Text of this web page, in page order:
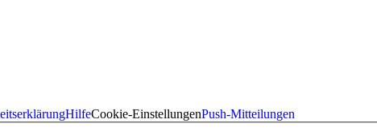
HilfeCookie-EinstellungenPush-Mitteilungen